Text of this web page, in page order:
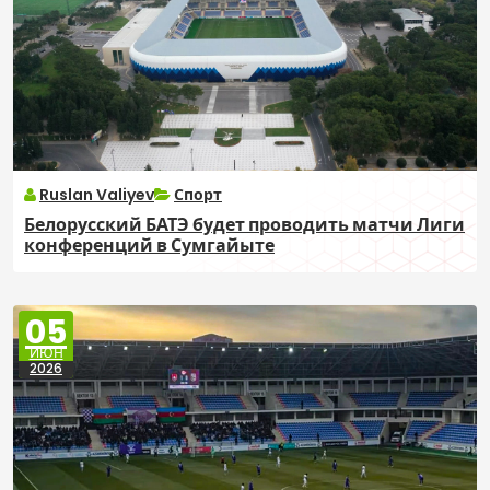
Ruslan Valiyev Спорт
Белорусский БАТЭ будет проводить матчи Лиги
конференций в Сумгайыте
05
ИЮН
2026